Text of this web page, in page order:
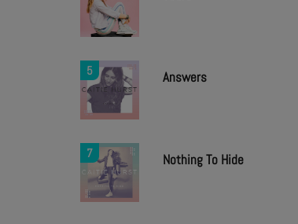
5 Answers
7 Nothing To Hide